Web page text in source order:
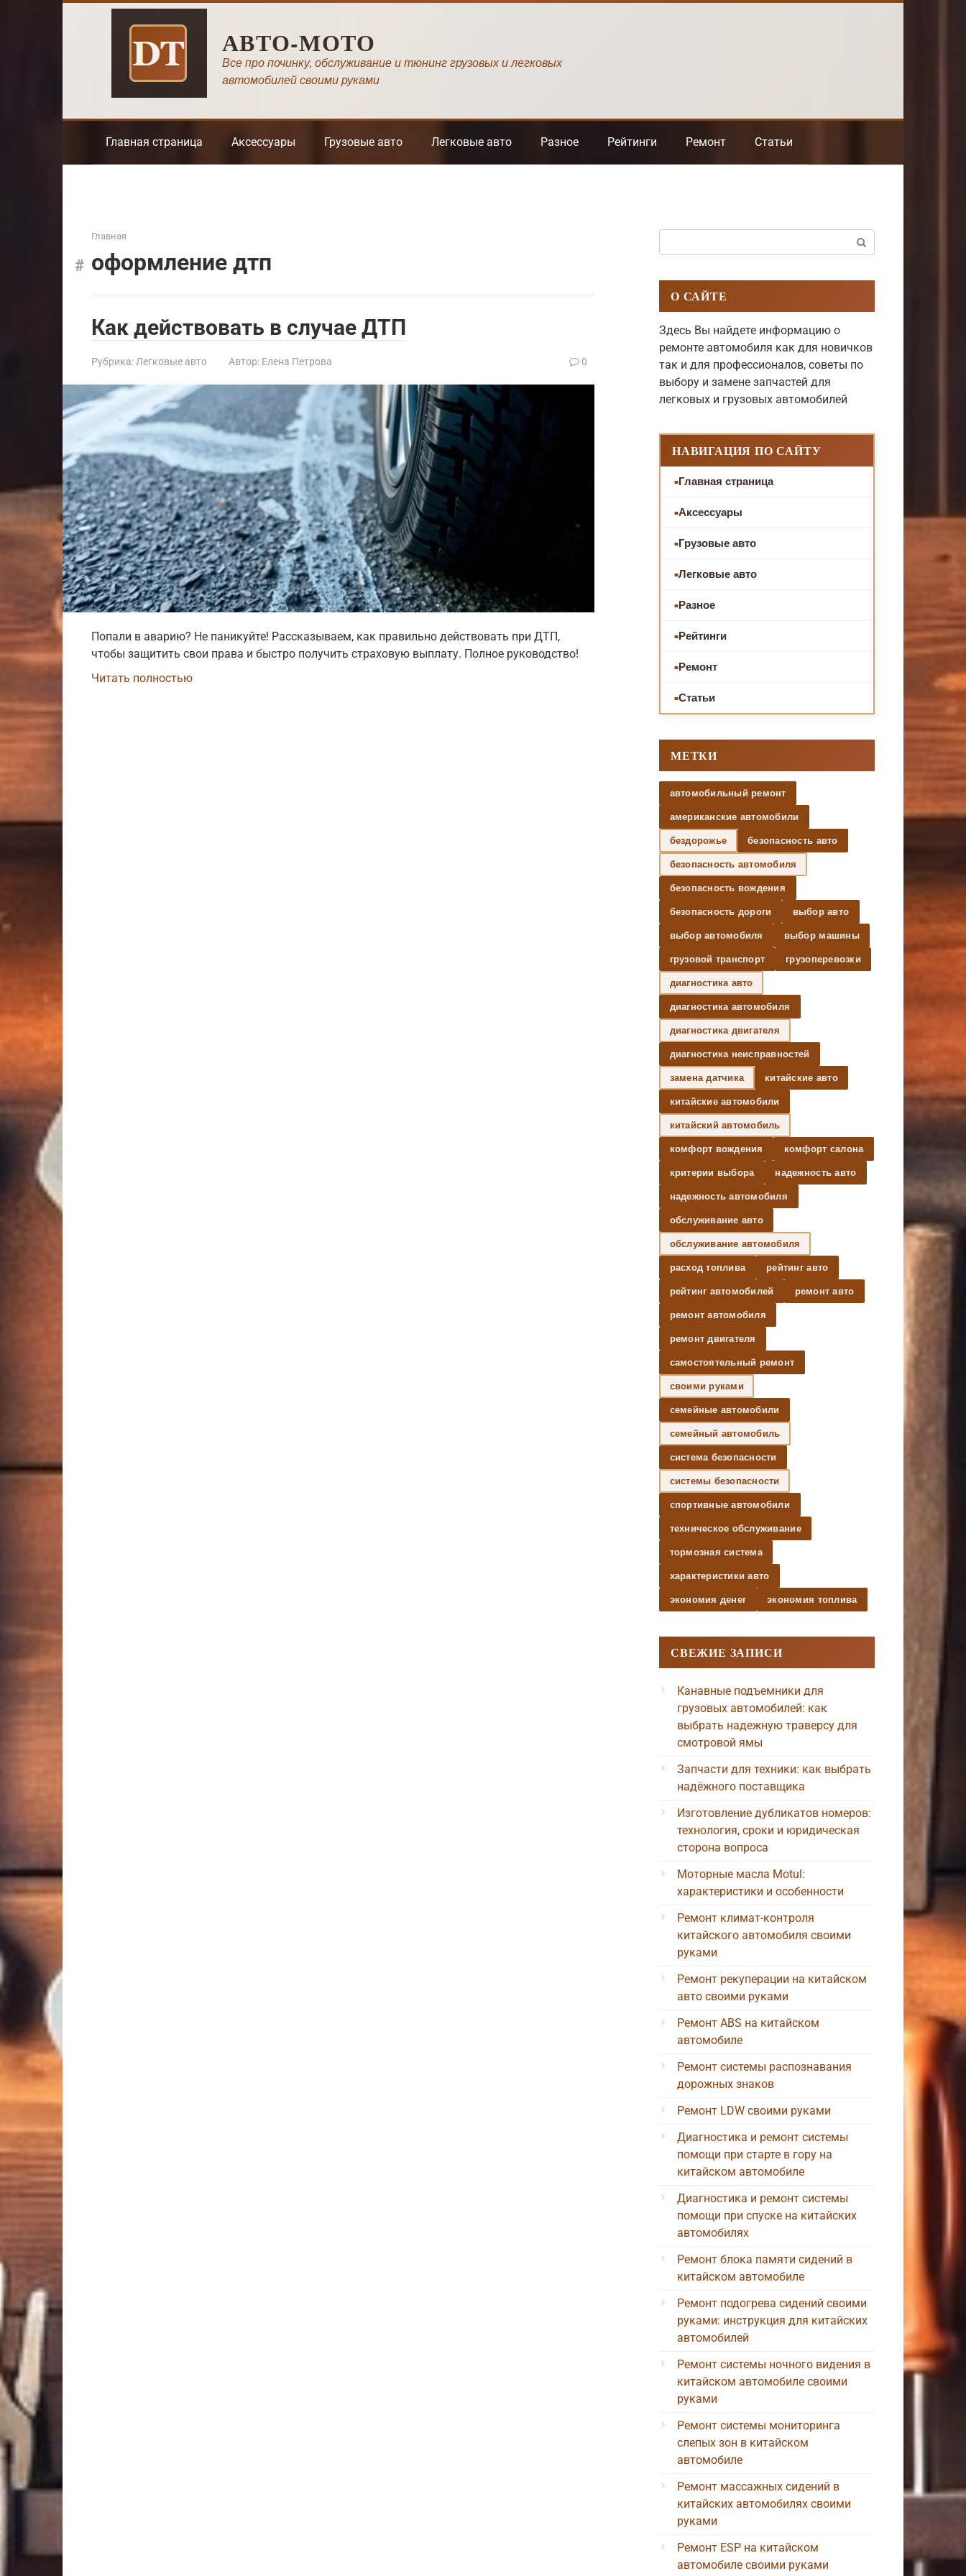
АВТО-МОТО
Все про починку, обслуживание и тюнинг грузовых и легковых
автомобилей своими руками
Главная страница Аксессуары Грузовые авто Легковые авто Разное Рейтинги Ремонт Статьи
Главная
оформление дтп
Как действовать в случае ДТП
Рубрика: Легковые авто Автор: Елена Петрова 0
Попали в аварию? Не паникуйте! Рассказываем, как правильно действовать при ДТП,
чтобы защитить свои права и быстро получить страховую выплату. Полное руководство!
Читать полностью
О САЙТЕ
Здесь Вы найдете информацию о
ремонте автомобиля как для новичков
так и для профессионалов, советы по
выбору и замене запчастей для
легковых и грузовых автомобилей
НАВИГАЦИЯ ПО САЙТУ
Главная страница
Аксессуары
Грузовые авто
Легковые авто
Разное
Рейтинги
Ремонт
Статьи
МЕТКИ
автомобильный ремонт
американские автомобили
бездорожье безопасность авто
безопасность автомобиля
безопасность вождения
безопасность дороги выбор авто
выбор автомобиля выбор машины
грузовой транспорт грузоперевозки
диагностика авто
диагностика автомобиля
диагностика двигателя
диагностика неисправностей
замена датчика китайские авто
китайские автомобили
китайский автомобиль
комфорт вождения комфорт салона
критерии выбора надежность авто
надежность автомобиля
обслуживание авто
обслуживание автомобиля
расход топлива рейтинг авто
рейтинг автомобилей ремонт авто
ремонт автомобиля
ремонт двигателя
самостоятельный ремонт
своими руками
семейные автомобили
семейный автомобиль
система безопасности
системы безопасности
спортивные автомобили
техническое обслуживание
тормозная система
характеристики авто
экономия денег экономия топлива
СВЕЖИЕ ЗАПИСИ
Канавные подъемники для
грузовых автомобилей: как
выбрать надежную траверсу для
смотровой ямы
Запчасти для техники: как выбрать
надёжного поставщика
Изготовление дубликатов номеров:
технология, сроки и юридическая
сторона вопроса
Моторные масла Motul:
характеристики и особенности
Ремонт климат-контроля
китайского автомобиля своими
руками
Ремонт рекуперации на китайском
авто своими руками
Ремонт ABS на китайском
автомобиле
Ремонт системы распознавания
дорожных знаков
Ремонт LDW своими руками
Диагностика и ремонт системы
помощи при старте в гору на
китайском автомобиле
Диагностика и ремонт системы
помощи при спуске на китайских
автомобилях
Ремонт блока памяти сидений в
китайском автомобиле
Ремонт подогрева сидений своими
руками: инструкция для китайских
автомобилей
Ремонт системы ночного видения в
китайском автомобиле своими
руками
Ремонт системы мониторинга
слепых зон в китайском
автомобиле
Ремонт массажных сидений в
китайских автомобилях своими
руками
Ремонт ESP на китайском
автомобиле своими руками